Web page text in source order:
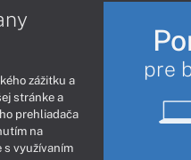
pre
zážitku a
stránke a
prehliadača
na
s využívaním